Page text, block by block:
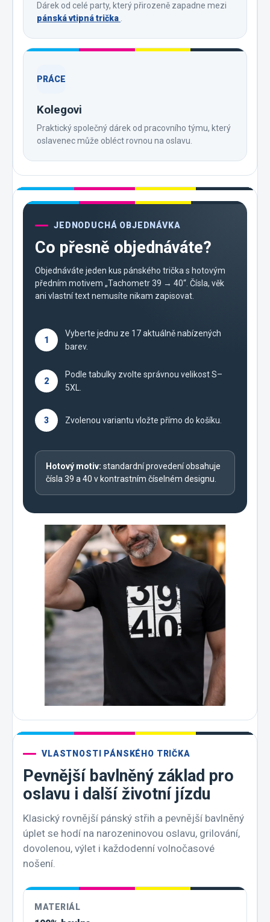
Dárek od celé party, který přirozeně zapadne mezi
pánská vtipná trička .
PRÁCE
Kolegovi
Praktický společný dárek od pracovního týmu, který
oslavenec může obléct rovnou na oslavu.
JEDNODUCHÁ OBJEDNÁVKA
Co přesně objednáváte?
Objednáváte jeden kus pánského trička s hotovým
předním motivem „Tachometr 39 → 40“. Čísla, věk
ani vlastní text nemusíte nikam zapisovat.
1
Vyberte jednu ze 17 aktuálně nabízených
barev.
2
Podle tabulky zvolte správnou velikost S–
5XL.
3 Zvolenou variantu vložte přímo do košíku.
Hotový motiv: standardní provedení obsahuje
čísla 39 a 40 v kontrastním číselném designu.
VLASTNOSTI PÁNSKÉHO TRIČKA
Pevnější bavlněný základ pro
oslavu i další životní jízdu
Klasický rovnější pánský střih a pevnější bavlněný
úplet se hodí na narozeninovou oslavu, grilování,
dovolenou, výlet i každodenní volnočasové
nošení.
MATERIÁL